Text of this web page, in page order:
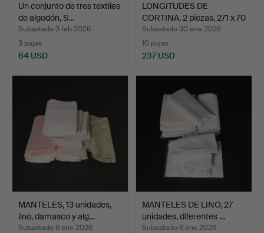
Un conjunto de tres textiles
de algodón, S…
Subastado 3 feb 2026
3 pujas
64 USD
LONGITUDES DE
CORTINA, 2 piezas, 271 x 70
…
Subastado 30 ene 2026
10 pujas
237 USD
MANTELES, 13 unidades,
lino, damasco y alg…
Subastado 6 ene 2026
MANTELES DE LINO, 27
unidades, diferentes …
Subastado 6 ene 2026